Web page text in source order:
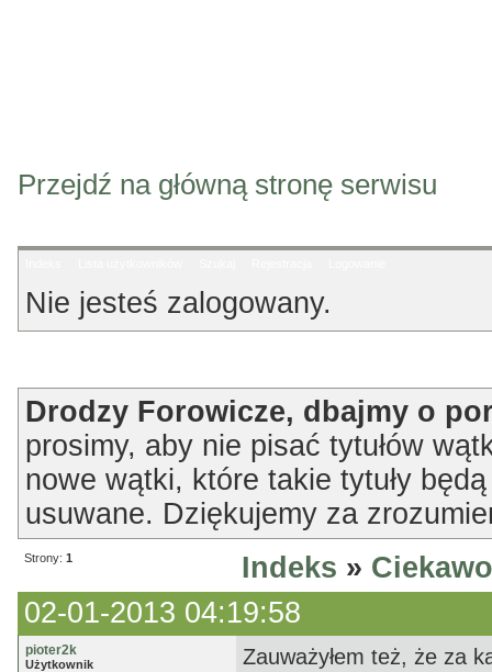
Przejdź na główną stronę serwisu
Nie jesteś zalogowany.
Drodzy Forowicze, dbajmy o
prosimy, aby nie pisać tytułów
nowe wątki, które takie tytuły
usuwane. Dziękujemy za
Strony: 1 Indeks »
02-01-2013 04:19:58
pioter2k
Użytkownik
Zauważyłem też, że za